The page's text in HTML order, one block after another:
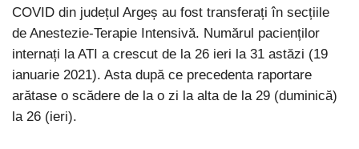
COVID din județul Argeș au fost transferați în secțiile
de Anestezie-Terapie Intensivă. Numărul pacienților
internați la ATI a crescut de la 26 ieri la 31 astăzi (19
ianuarie 2021). Asta după ce precedenta raportare
arătase o scădere de la o zi la alta de la 29 (duminică)
la 26 (ieri).